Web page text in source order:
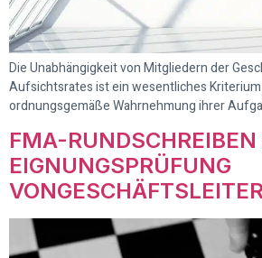
Die Unabhängigkeit von Mitgliedern der
Aufsichtsrates ist ein wesentliches
ordnungsgemäße Wahrnehmung ihrer
FMA-RUNDSCHREIBEN
EIGNUNGSPRÜFUNG